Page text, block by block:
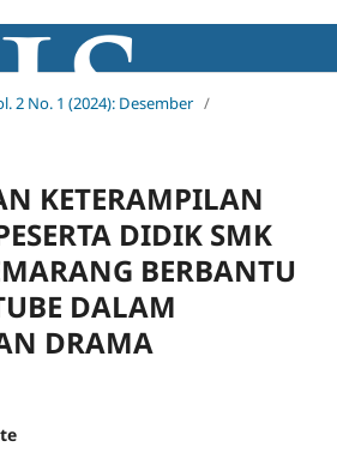
2 No. 1 (2024): Desember /
KETERAMPILAN
DIDIK SMK
BERBANTU
DALAM
DRAMA